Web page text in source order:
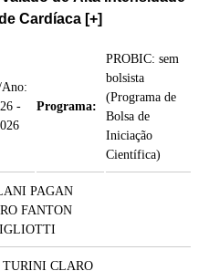
Cardíaca [+]
Ano:
-
Programa:
PROBIC: sem
bolsista
(Programa de
Bolsa de
Iniciação
Científica)
PAGAN
FANTON
CLARO